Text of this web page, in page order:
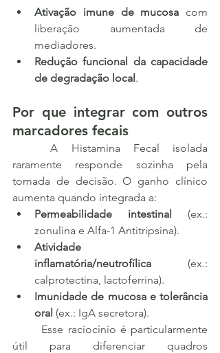
Ativação imune de mucosa com
liberação aumentada de
mediadores.
Redução funcional da capacidade
de degradação local.
Por que integrar com outros
marcadores fecais
	A Histamina Fecal isolada
raramente responde sozinha pela
tomada de decisão. O ganho clínico
aumenta quando integrada a:
Permeabilidade intestinal (ex.:
zonulina e Alfa-1 Antitripsina).
Atividade
inflamatória/neutrofílica (ex.:
calprotectina, lactoferrina).
Imunidade de mucosa e tolerância
oral (ex.: IgA secretora).
útil para diferenciar quadros